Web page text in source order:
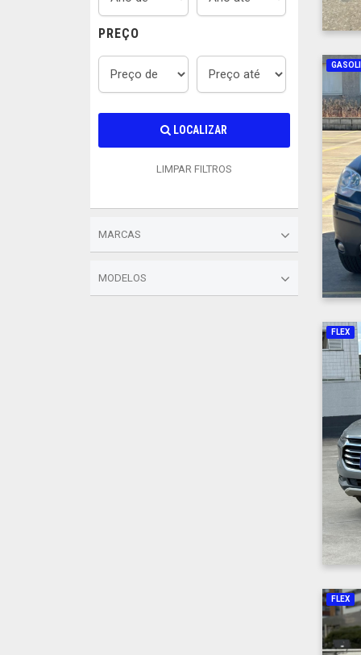
PREÇO
LOCALIZAR
LIMPAR FILTROS
MARCAS
MODELOS
FLEX
FLEX